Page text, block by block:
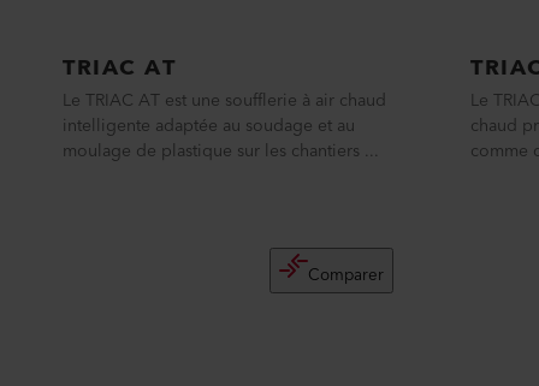
TRIAC AT
Le TRIAC AT est une soufflerie à air chaud
intelligente adaptée au soudage et au
moulage de plastique sur les chantiers ...
Comparer
Le
chaud
comme